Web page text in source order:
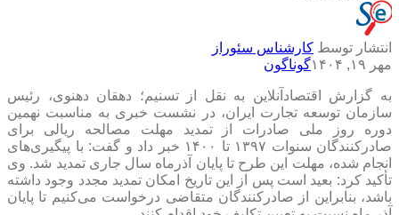
انتشار توسط کارشناس سئوراز
مهر ۱۹, ۱۴۰۴
گوناگون
به گزارش اقتصادآنلاین به نقل از تسنیم؛ دهقان دهنوی، رئیس
سازمان توسعه تجارت ایران، در نشست خبری به مناسبت نهمین
دوره روز ملی صادرات از تمدید مهلت مصالحه ریالی برای
صادرکنندگان سنوات ۱۳۹۷ تا ۱۴۰۰ خبر داد و گفت: با پیگیری‌های
انجام شده، مهلت این طرح تا پایان آذرماه سال جاری تمدید شد. وی
تأکید کرد: بعید است پس از این تاریخ امکان تمدید مجدد وجود داشته
باشد، بنابراین از صادرکنندگان متقاضی درخواست می‌کنیم تا پایان